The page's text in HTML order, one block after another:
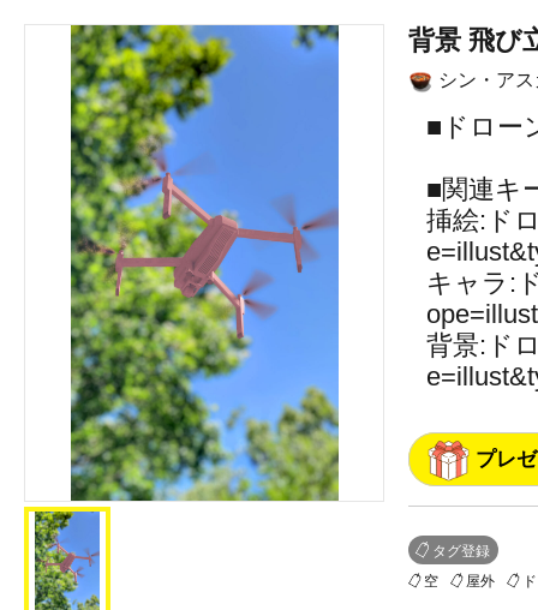
背景 飛び
シン・ア
■ドロー
■関連キ
挿絵:ド
キャラ:
背景:ド
プレ
タグ登録
空
屋外